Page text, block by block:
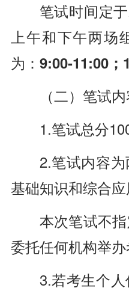
笔试时间定
上午和下午两场
为： 9:00-11:00；
（二） 笔试
1.笔试总分
2.笔试内容
基础知识和综合应
本次笔试不
委托任何机构举办
3.若考生个